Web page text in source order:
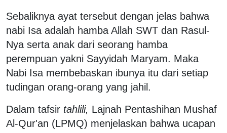
Sebaliknya ayat tersebut dengan jelas bahwa
nabi Isa adalah hamba Allah SWT dan Rasul-
Nya serta anak dari seorang hamba
perempuan yakni Sayyidah Maryam. Maka
Nabi Isa membebaskan ibunya itu dari setiap
tudingan orang-orang yang jahil.
Dalam tafsir tahlili, Lajnah Pentashihan Mushaf
Al-Qur'an (LPMQ) menjelaskan bahwa ucapan